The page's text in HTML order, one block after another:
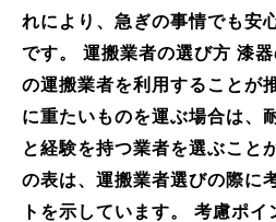
れにより、急ぎの事情でも安
です。 運搬業者の選び方 漆
の運搬業者を利用することが
に重たいものを運ぶ場合は、
と経験を持つ業者を選ぶこと
の表は、運搬業者選びの際に
トを示しています。 考慮ポ